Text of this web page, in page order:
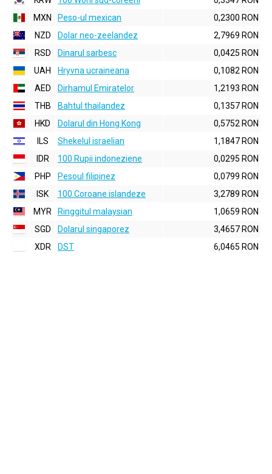
MXN
Peso-ul mexican
0,2300 RON
NZD
Dolar neo-zeelandez
2,7969 RON
RSD
Dinarul sarbesc
0,0425 RON
UAH
Hryvna ucraineana
0,1082 RON
AED
Dirhamul Emiratelor
1,2193 RON
THB
Bahtul thailandez
0,1357 RON
HKD
Dolarul din Hong Kong
0,5752 RON
ILS
Shekelul israelian
1,1847 RON
IDR
100 Rupii indoneziene
0,0295 RON
PHP
Pesoul filipinez
0,0799 RON
ISK
100 Coroane islandeze
3,2789 RON
MYR
Ringgitul malaysian
1,0659 RON
SGD
Dolarul singaporez
3,4657 RON
XDR
DST 6,0465 RON